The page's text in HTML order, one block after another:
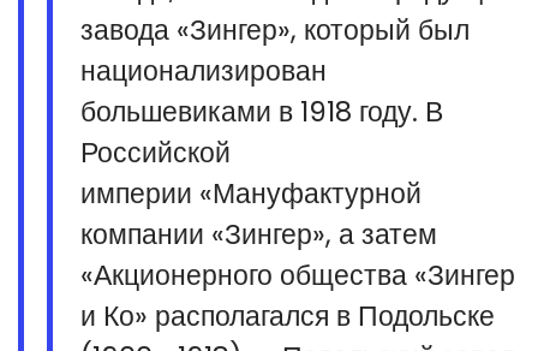
завода «Зингер», который был
национализирован
большевиками в 1918 году. В
Российской
империи «Мануфактурной
компании «Зингер», а затем
«Акционерного общества «Зингер
и Ко» располагался в Подольске